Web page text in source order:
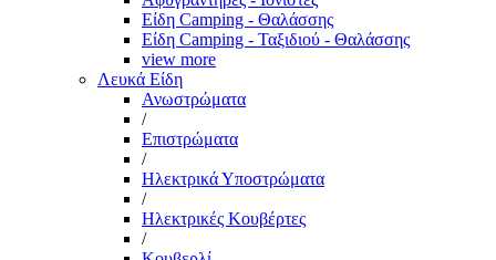
Είδη Camping - Θαλάσσης
Είδη Camping - Ταξιδιού - Θαλάσσης
view more
Λευκά Είδη
Ανωστρώματα
/
Επιστρώματα
/
Ηλεκτρικά Υποστρώματα
/
Ηλεκτρικές Κουβέρτες
/